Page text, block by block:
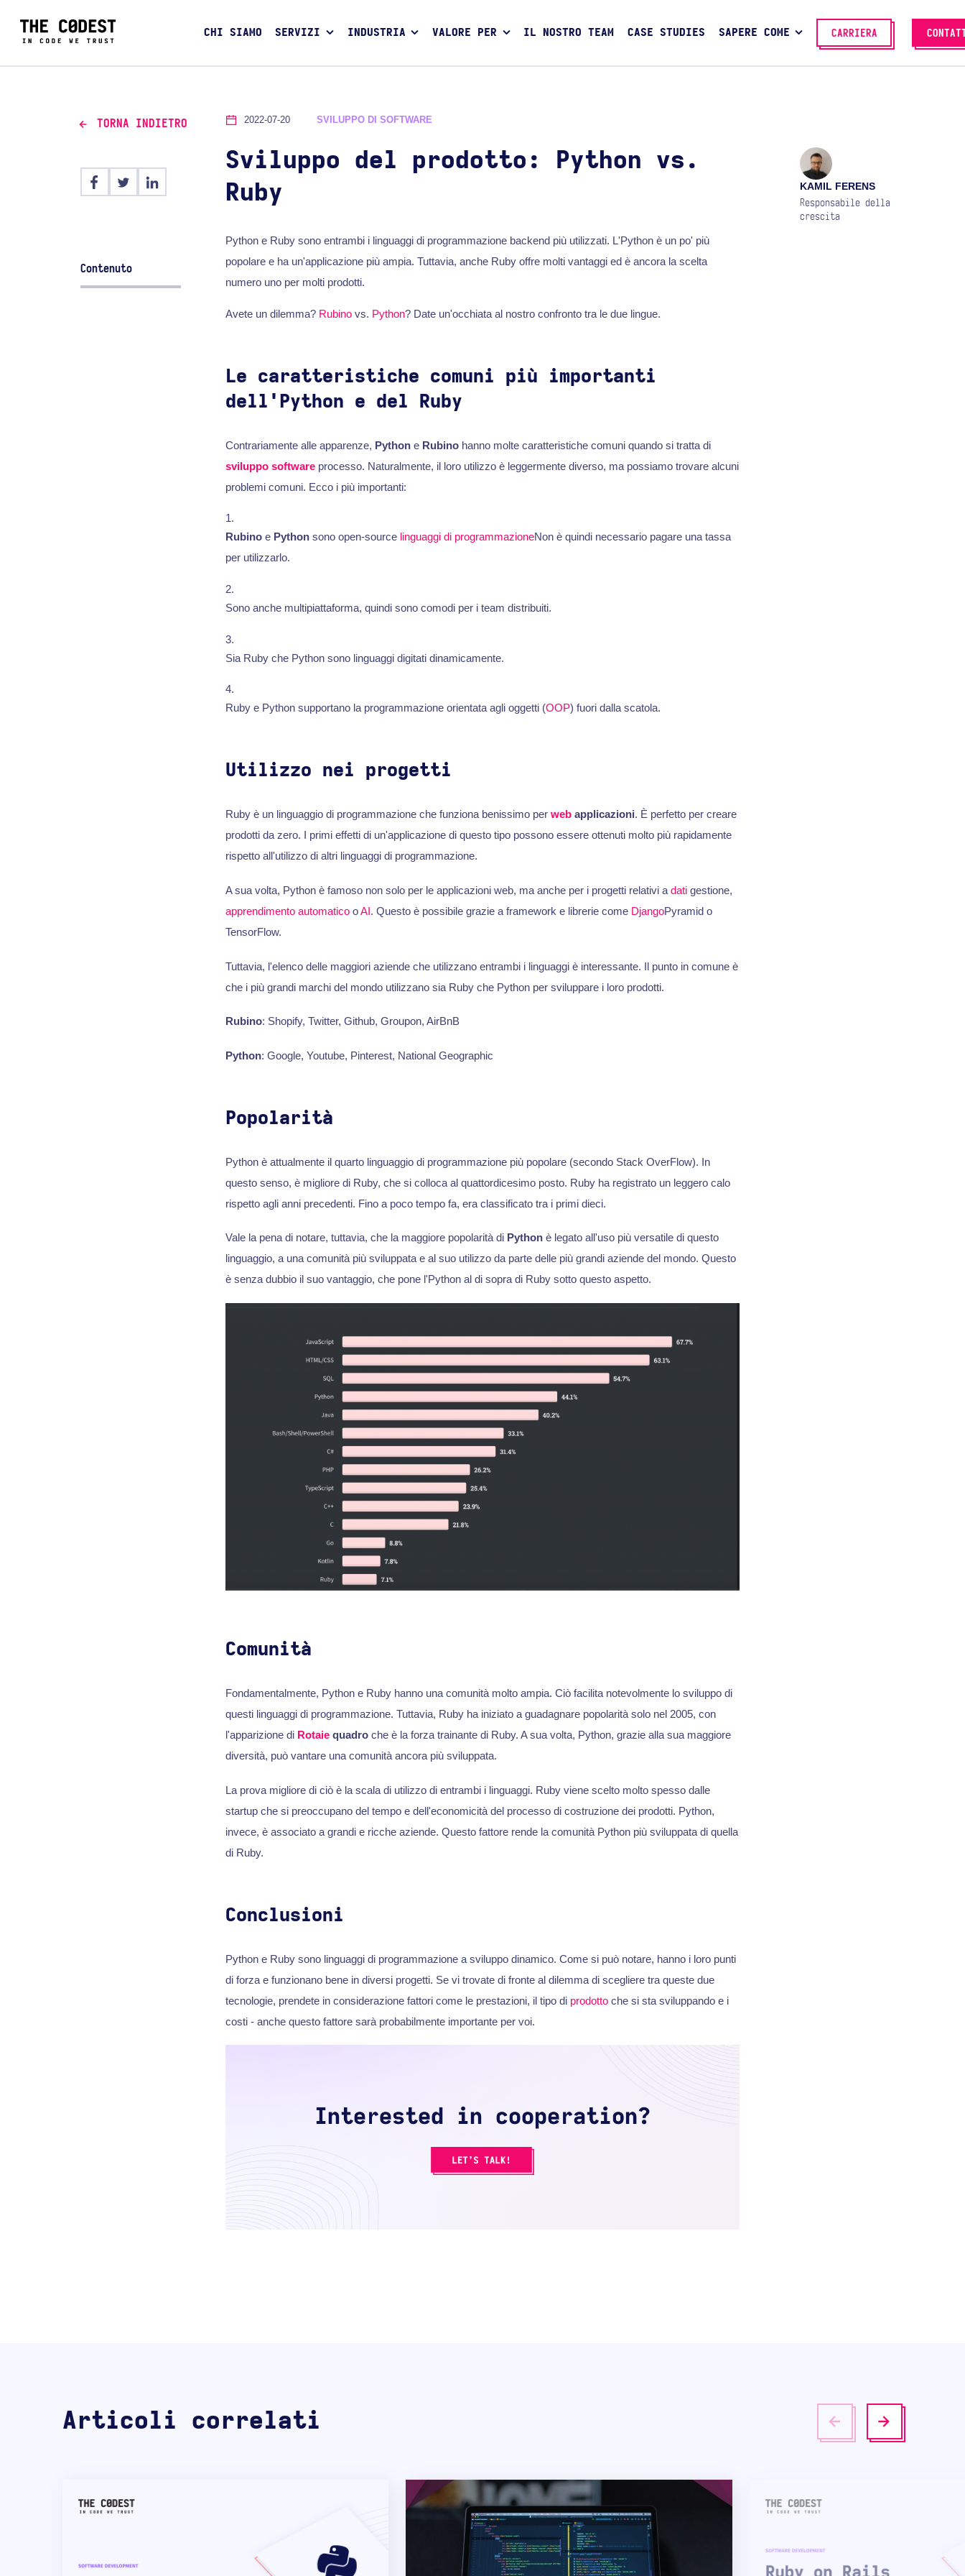
CHI SIAMO SERVIZI INDUSTRIA VALORE PER IL NOSTRO TEAM CASE STUDIES SAPERE COME CARRIERA
TORNA INDIETRO
Contenuto
2022-07-20 SVILUPPO DI SOFTWARE
Sviluppo del prodotto: Python vs.
Ruby
KAMIL FERENS
Responsabile della
crescita
Python e Ruby sono entrambi i linguaggi di programmazione backend più utilizzati. L'Python è un po' più
popolare e ha un'applicazione più ampia. Tuttavia, anche Ruby offre molti vantaggi ed è ancora la scelta
numero uno per molti prodotti.
Avete un dilemma? Rubinovs. Python? Date un'occhiata al nostro confronto tra le due lingue.
Le caratteristiche comuni più importanti
dell'Python e del Ruby
Contrariamente alle apparenze, Pythone Rubinohanno molte caratteristiche comuni quando si tratta di
sviluppo softwareprocesso. Naturalmente, il loro utilizzo è leggermente diverso, ma possiamo trovare alcuni
problemi comuni. Ecco i più importanti:
Rubinoe Pythonsono open-source linguaggi di programmazioneNon è quindi necessario pagare una tassa
per utilizzarlo.
Sono anche multipiattaforma, quindi sono comodi per i team distribuiti.
Sia Ruby che Python sono linguaggi digitati dinamicamente.
Ruby e Python supportano la programmazione orientata agli oggetti (OOP) fuori dalla scatola.
Utilizzo nei progetti
Ruby è un linguaggio di programmazione che funziona benissimo per webapplicazioni. È perfetto per creare
prodotti da zero. I primi effetti di un'applicazione di questo tipo possono essere ottenuti molto più rapidamente
rispetto all'utilizzo di altri linguaggi di programmazione.
A sua volta, Python è famoso non solo per le applicazioni web, ma anche per i progetti relativi a datigestione,
apprendimento automaticooAI. Questo è possibile grazie a framework e librerie come DjangoPyramid o
TensorFlow.
Tuttavia, l'elenco delle maggiori aziende che utilizzano entrambi i linguaggi è interessante. Il punto in comune è
che i più grandi marchi del mondo utilizzano sia Ruby che Python per sviluppare i loro prodotti.
Rubino: Shopify, Twitter, Github, Groupon, AirBnB
Python: Google, Youtube, Pinterest, National Geographic
Popolarità
Python è attualmente il quarto linguaggio di programmazione più popolare (secondo Stack OverFlow). In
questo senso, è migliore di Ruby, che si colloca al quattordicesimo posto. Ruby ha registrato un leggero calo
rispetto agli anni precedenti. Fino a poco tempo fa, era classificato tra i primi dieci.
Vale la pena di notare, tuttavia, che la maggiore popolarità di Pythonè legato all'uso più versatile di questo
linguaggio, a una comunità più sviluppata e al suo utilizzo da parte delle più grandi aziende del mondo. Questo
è senza dubbio il suo vantaggio, che pone l'Python al di sopra di Ruby sotto questo aspetto.
Comunità
Fondamentalmente, Python e Ruby hanno una comunità molto ampia. Ciò facilita notevolmente lo sviluppo di
questi linguaggi di programmazione. Tuttavia, Ruby ha iniziato a guadagnare popolarità solo nel 2005, con
l'apparizione di Rotaiequadroche è la forza trainante di Ruby. A sua volta, Python, grazie alla sua maggiore
diversità, può vantare una comunità ancora più sviluppata.
La prova migliore di ciò è la scala di utilizzo di entrambi i linguaggi. Ruby viene scelto molto spesso dalle
startup che si preoccupano del tempo e dell'economicità del processo di costruzione dei prodotti. Python,
invece, è associato a grandi e ricche aziende. Questo fattore rende la comunità Python più sviluppata di quella
di Ruby.
Conclusioni
Python e Ruby sono linguaggi di programmazione a sviluppo dinamico. Come si può notare, hanno i loro punti
di forza e funzionano bene in diversi progetti. Se vi trovate di fronte al dilemma di scegliere tra queste due
tecnologie, prendete in considerazione fattori come le prestazioni, il tipo di prodottoche si sta sviluppando e i
costi - anche questo fattore sarà probabilmente importante per voi.
Articoli correlati